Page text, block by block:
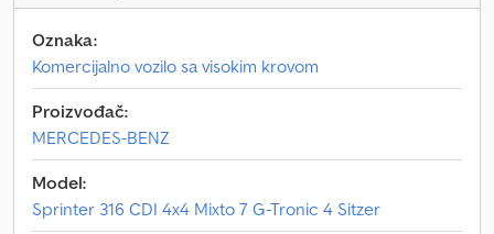
Oznaka:
Komercijalno vozilo sa visokim krovom
Proizvođač:
MERCEDES-BENZ
Model:
Sprinter 316 CDI 4x4 Mixto 7 G-Tronic 4 Sitzer